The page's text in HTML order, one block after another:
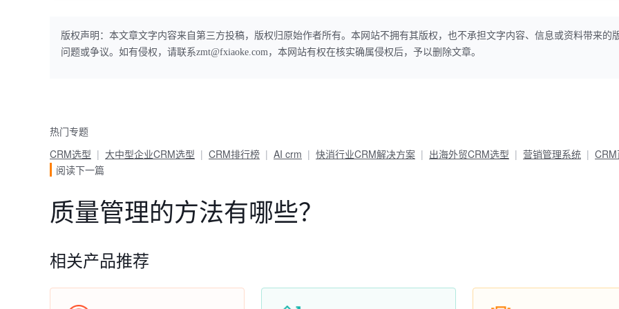
版权声明：本文章文字内容来自第三方投稿，版权归原始作者所有。本网站不拥有其版权，也不承担文字内容、信息或资料带来的
问题或争议。如有侵权，请联系zmt@fxiaoke.com，本网站有权在核实确属侵权后，予以删除文章。
热门专题
CRM选型
大中型企业CRM选型 CRM排行榜 AI crm 快消行业CRM解决方案 出海外贸CRM选型 营销管理系统
阅读下一篇
质量管理的方法有哪些？
相关产品推荐